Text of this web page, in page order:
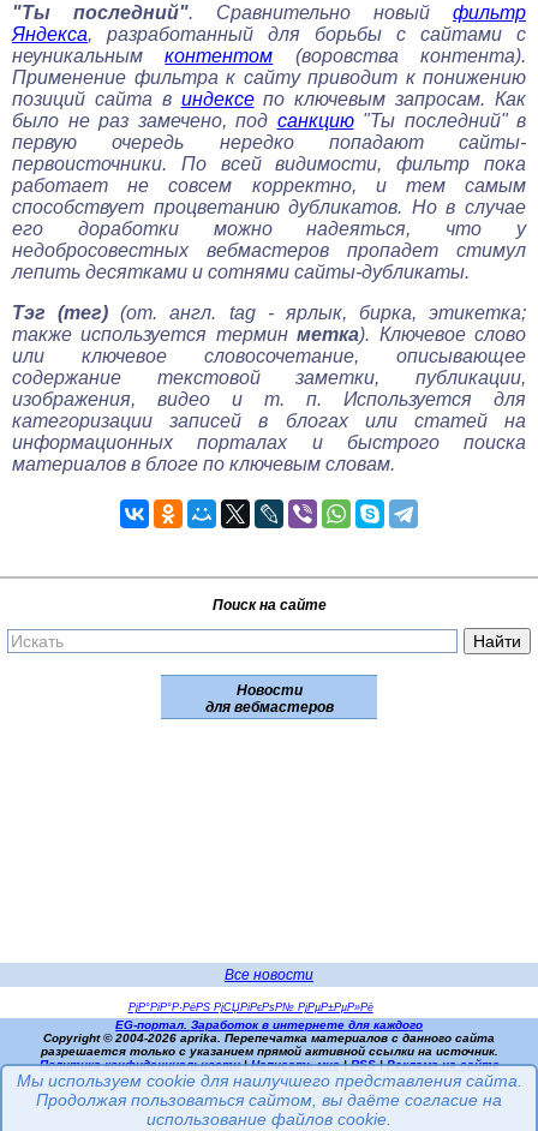
"Ты последний". Сравнительно новый фильтр
Яндекса, разработанный для борьбы с сайтами с
неуникальнымконтентом (воровства контента).
Применение фильтра к сайту приводит к понижению
позиций сайта в индексепо ключевым запросам. Как
было не раз замечено, под санкцию"Ты последний" в
первую очередь нередко попадают сайты-
первоисточники. По всей видимости, фильтр пока
работает не совсем корректно, и тем самым
способствует процветанию дубликатов. Но в случае
его доработки можно надеяться, что у
недобросовестных вебмастеров пропадет стимул
лепить десятками и сотнями сайты-дубликаты.
Тэг (тег) (от. англ. tag- ярлык, бирка, этикетка;
также используется терминметка). Ключевое слово
или ключевое словосочетание, описывающее
содержание текстовой заметки, публикации,
изображения, видео и т. п. Используется для
категоризации записей в блогах или статей на
информационных порталах и быстрого поиска
материалов в блоге по ключевым словам.
Поиск на сайте
Новости
для вебмастеров
Все новости
РјР°РіР°Р·РёРЅ РјСЏРіРєРѕР№ РјРµР±РµР»Рё
EG-портал. Заработок в интернете для каждого
Copyright © 2004-2026 aprika . Перепечатка материалов с данного сайта
разрешается только с указанием прямой активной ссылки на источник.
Политика конфиденциальности|Написать мне|RSS|Реклама на сайте
Мы используем cookie для наилучшего представления сайта.
Продолжая пользоваться сайтом, вы даёте согласие на
использование файлов cookie.